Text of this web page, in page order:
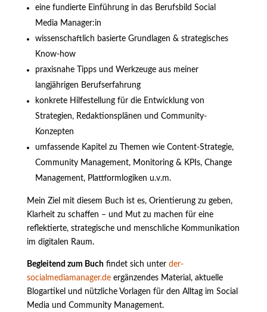
eine fundierte Einführung in das Berufsbild Social
Media Manager:in
wissenschaftlich basierte Grundlagen & strategisches
Know-how
praxisnahe Tipps und Werkzeuge aus meiner
langjährigen Berufserfahrung
konkrete Hilfestellung für die Entwicklung von
Strategien, Redaktionsplänen und Community-
Konzepten
umfassende Kapitel zu Themen wie Content-Strategie,
Community Management, Monitoring & KPIs, Change
Management, Plattformlogiken u.v.m.
Mein Ziel mit diesem Buch ist es, Orientierung zu geben,
Klarheit zu schaffen – und Mut zu machen für eine
reflektierte, strategische und menschliche Kommunikation
im digitalen Raum.
Begleitend zum Buchfindet sich unter der-
socialmediamanager.deergänzendes Material, aktuelle
Blogartikel und nützliche Vorlagen für den Alltag im Social
Media und Community Management.